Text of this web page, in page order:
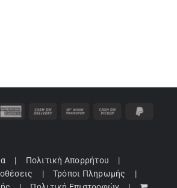
Πολιτική Απορρήτου
Τρόποι Πληρωμής